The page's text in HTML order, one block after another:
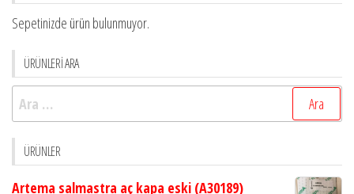
Sepetinizde ürün bulunmuyor.
ÜRÜNLERİ ARA
Arama:
ÜRÜNLER
Artema salmastra aç kapa eski (A30189)